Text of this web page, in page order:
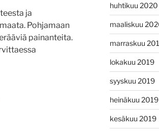
ja
Pohjamaan
painanteita.
huhtikuu 2020
maaliskuu
marraskuu
lokakuu 2019
syyskuu 2019
heinäkuu 2019
kesäkuu 2019